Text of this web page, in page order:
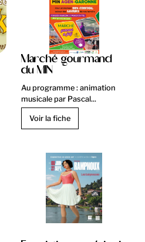
Marché gourmand
du MIN
Au programme : animation
musicale par Pascal...
Voir la fiche